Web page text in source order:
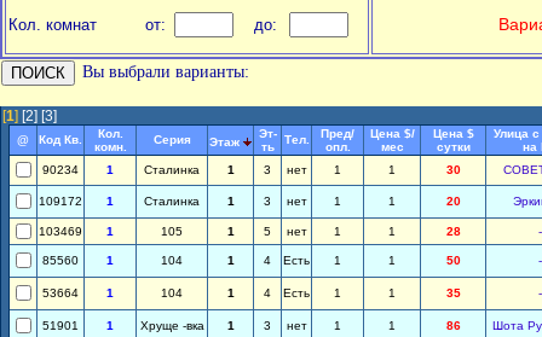
Кол. комнат от: до:
Вы выбрали варианты:
[1] [2] [3]
@ Код Кв.
Кол.
комн.
Серия Этаж
Эт-
ть
Тел.
Пред/
опл.
Цена $/
мес
Цена $
сутки
Улица
на
90234
1 Сталинка 1 3 нет 1 1 30
109172 1 Сталинка 1 3 нет 1 1 20
103469 1 105 1 5 нет 1 1 28 -
85560 1 104 1 4 Есть 1 1 50 -
53664 1 104 1 4 Есть 1 1 35 -
51901 1 Хруще -вка 1 3 нет 1 1 86 Шота